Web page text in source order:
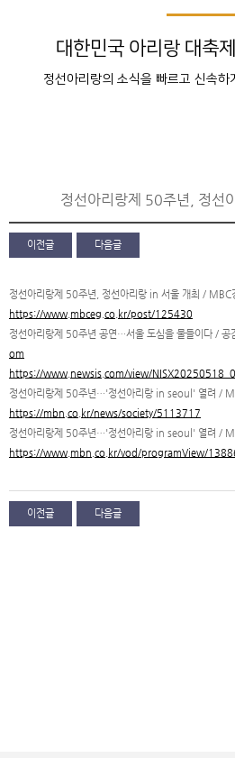
대한민국 아리랑 대축
정선아리랑의 소식을 빠르고 신속하
정선아리랑제 50주년, 정선
이전글 다음글
정선아리랑제 50주년, 정선아리랑 in 서울 개최 / MBC
https://www.mbceg.co.kr/post/125430
정선아리랑제 50주년 공연…서울 도심을 물들이다 / 공
om
https://www.newsis.com/view/
정선아리랑제 50주년…'정선아리랑 in seoul' 열려 /
https://mbn.co.kr/news/society/5113717
정선아리랑제 50주년…'정선아리랑 in seoul' 열려 /
https://www.mbn.co.kr/vod/programView/
이전글 다음글